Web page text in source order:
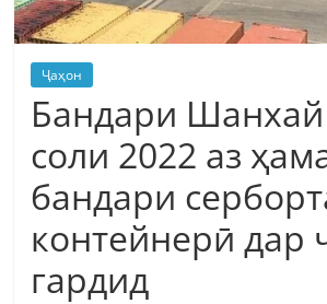
Ҷаҳон
Бандари
соли 2022 аз
бандари
контейнерӣ дар
гардид